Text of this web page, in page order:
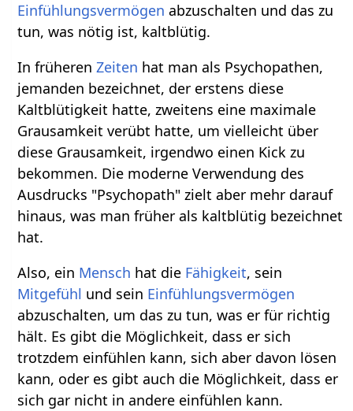
Einfühlungsvermögen abzuschalten und das zu
tun, was nötig ist, kaltblütig.
In früherenZeiten hat man als Psychopathen,
jemanden bezeichnet, der erstens diese
Kaltblütigkeit hatte, zweitens eine maximale
Grausamkeit verübt hatte, um vielleicht über
diese Grausamkeit, irgendwo einen Kick zu
bekommen. Die moderne Verwendung des
Ausdrucks "Psychopath" zielt aber mehr darauf
hinaus, was man früher als kaltblütig bezeichnet
hat.
Also, ein Mensch hat die Fähigkeit, sein
Mitgefühl und sein Einfühlungsvermögen
abzuschalten, um das zu tun, was er für richtig
hält. Es gibt die Möglichkeit, dass er sich
trotzdem einfühlen kann, sich aber davon lösen
kann, oder es gibt auch die Möglichkeit, dass er
sich gar nicht in andere einfühlen kann.